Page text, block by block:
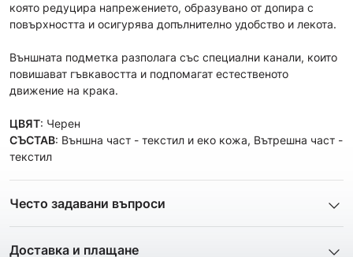
която редуцира напрежението, образувано от допира с
повърхността и осигурява допълнително удобство и лекота.
Външната подметка разполагa със специални канали, които
повишават гъвкавостта и подпомагат естественото
движение на крака.
ЦВЯТ: Черен
СЪСТАВ: Външна част - текстил и еко кожа, Вътрешна част -
текстил
Често задавани въпроси
ще получа?
Доставка и плащане